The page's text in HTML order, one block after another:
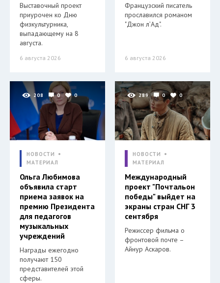
Выставочный проект
приурочен ко Дню
физкультурника,
выпадающему на 8
августа.
6 августа 2026
Французский писатель
прославился романом
"Джон л’Ад".
6 августа 2026
208 0 0
НОВОСТИ
МАТЕРИАЛ
Ольга Любимова
объявила старт
приема заявок на
премию Президента
для педагогов
музыкальных
учреждений
Награды ежегодно
получают 150
представителей этой
сферы.
289 0 0
НОВОСТИ
МАТЕРИАЛ
Международный
проект "Почтальон
победы" выйдет на
экраны стран СНГ 3
сентября
Режиссер фильма о
фронтовой почте –
Айнур Аскаров.